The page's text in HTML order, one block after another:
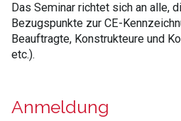
Das Seminar richtet sich an alle,
Bezugspunkte zur CE-
Beauftragte, Konstrukteure und
etc.).
Anmeldung